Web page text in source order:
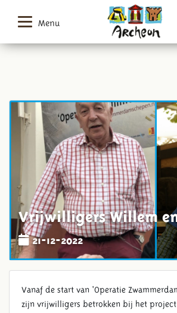
Menu
Vrijwilligers Willem en
21-12-2022
Vanaf de start van ‘Operatie
zijn vrijwilligers betrokken bij het